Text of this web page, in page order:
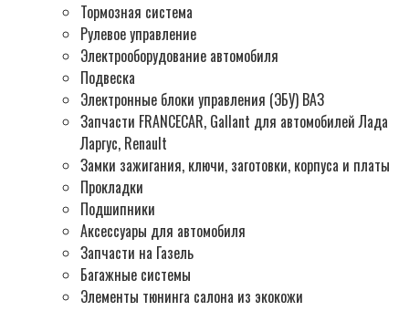
Тормозная система
Рулевое управление
Электрооборудование автомобиля
Подвеска
Электронные блоки управления (ЭБУ) ВАЗ
Запчасти FRANCECAR, Gallant для автомобилей Лада
Ларгус, Renault
Замки зажигания, ключи, заготовки, корпуса и платы
Прокладки
Подшипники
Аксессуары для автомобиля
Запчасти на Газель
Багажные системы
Элементы тюнинга салона из экокожи